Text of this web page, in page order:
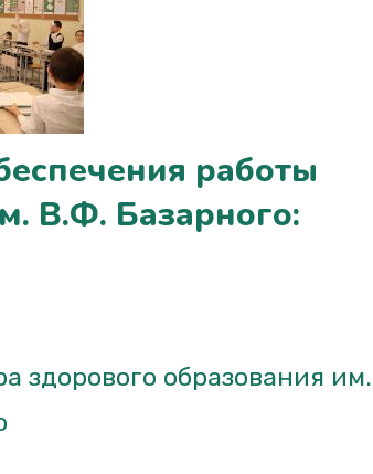
работы
В.Ф. Базарного:
здорового образования им.
рождения